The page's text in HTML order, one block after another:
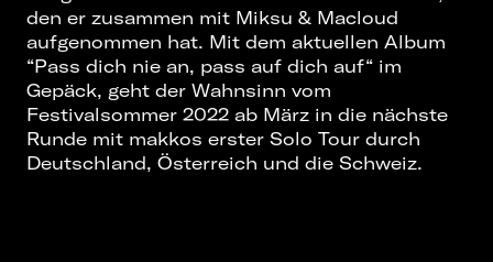
den er zusammen mit Miksu & Macloud
aufgenommen hat. Mit dem aktuellen Album
“Pass dich nie an, pass auf dich auf“ im
Gepäck, geht der Wahnsinn vom
Festivalsommer 2022 ab März in die nächste
Runde mit makkos erster Solo Tour durch
Deutschland, Österreich und die Schweiz.